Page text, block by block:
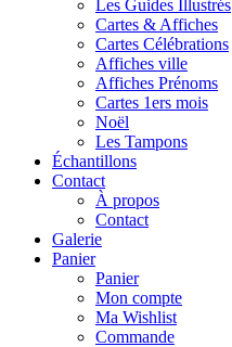
Les Guides Illustrés
Cartes & Affiches
Cartes Célébrations
Affiches ville
Affiches Prénoms
Cartes 1ers mois
Noël
Les Tampons
Échantillons
Contact
À propos
Contact
Galerie
Panier
Panier
Mon compte
Ma Wishlist
Commande